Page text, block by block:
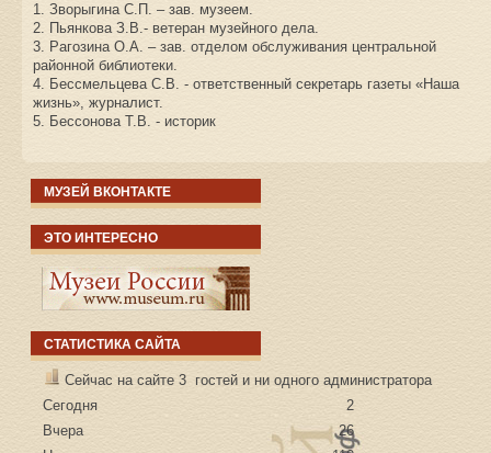
1. Зворыгина С.П. – зав. музеем.
2. Пьянкова З.В.- ветеран музейного дела.
3. Рагозина О.А. – зав. отделом обслуживания центральной
районной библиотеки.
4. Бессмельцева С.В. - ответственный секретарь газеты «Наша
жизнь», журналист.
5. Бессонова Т.В. - историк
МУЗЕЙ ВКОНТАКТЕ
ЭТО ИНТЕРЕСНО
СТАТИСТИКА САЙТА
Сейчас на сайте 3 гостей и ни одного администратора
Сегодня
2
Вчера
26